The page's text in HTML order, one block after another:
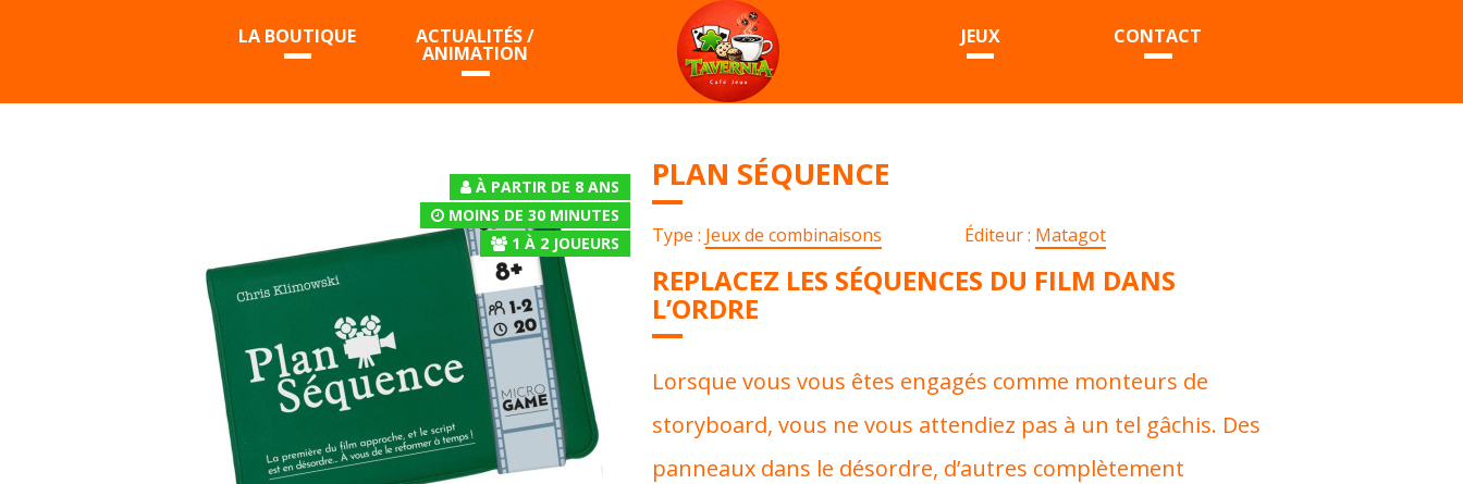
LA BOUTIQUE ACTUALITÉS /
ANIMATION
JEUX CONTACT
À PARTIR DE 8 ANS
MOINS DE 30 MINUTES
1 À 2JOUEURS
PLAN SÉQUENCE
Type : Jeux de combinaisons Éditeur : Matagot
REPLACEZ LES SÉQUENCES DU FILM DANS
L’ORDRE
Lorsque vous vous êtes engagés comme monteurs de
storyboard, vous ne vous attendiez pas à un tel gâchis. Des
panneaux dans le désordre, d’autres complètement